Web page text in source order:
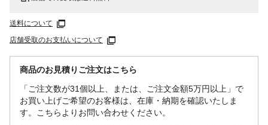
送料について
店舗受取のお支払いについて
商品のお見積りご注文はこちら
「ご注文数が31個以上、または、ご注文金額5万円以上」で
お買い上げご希望のお客様は、在庫・納期を確認いたしま
す。こちらよりお問い合わせください。